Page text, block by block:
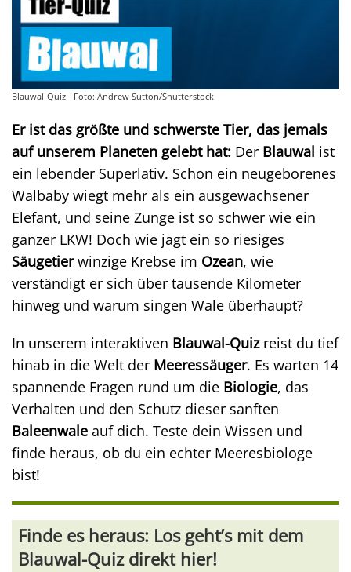
Blauwal-Quiz - Foto: Andrew Sutton/Shutterstock
Er ist das größte und schwerste Tier, das jemals
auf unserem Planeten gelebt hat: Der Blauwal ist
ein lebender Superlativ. Schon ein neugeborenes
Walbaby wiegt mehr als ein ausgewachsener
Elefant, und seine Zunge ist so schwer wie ein
ganzer LKW! Doch wie jagt ein so riesiges
Säugetierwinzige Krebse im Ozean, wie
verständigt er sich über tausende Kilometer
hinweg und warum singen Wale überhaupt?
In unserem interaktiven Blauwal-Quizreist du tief
hinab in die Welt der Meeressäuger. Es warten 14
spannende Fragen rund um die Biologie, das
Verhalten und den Schutz dieser sanften
Baleenwale auf dich. Teste dein Wissen und
finde heraus, ob du ein echter Meeresbiologe
bist!
Finde es heraus: Los geht’s mit dem
Blauwal-Quiz direkt hier!